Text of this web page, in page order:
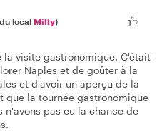
local Milly)
la visite gastronomique. C'était
Naples et de goûter à la
et d'avoir un aperçu de la
que la tournée gastronomique
n'avons pas eu la chance de